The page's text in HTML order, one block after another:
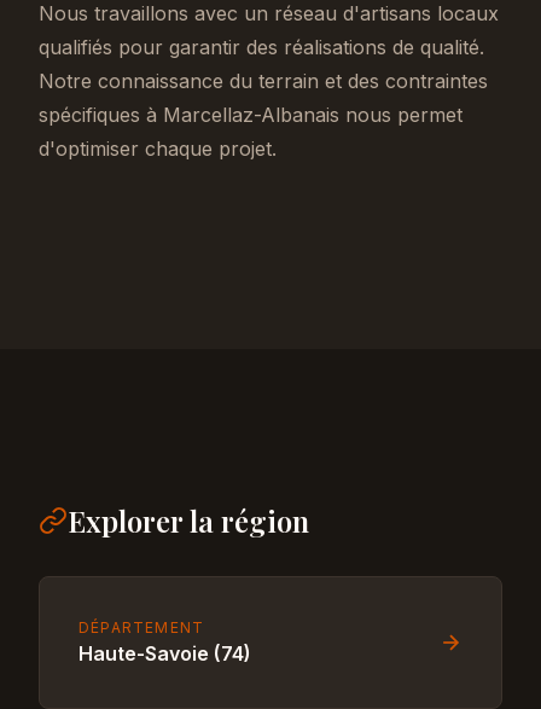
Nous travaillons avec un réseau d'artisans locaux
qualifiés pour garantir des réalisations de qualité.
Notre connaissance du terrain et des contraintes
spécifiques à Marcellaz-Albanais nous permet
d'optimiser chaque projet.
Explorer la région
DÉPARTEMENT
Haute-Savoie (74)